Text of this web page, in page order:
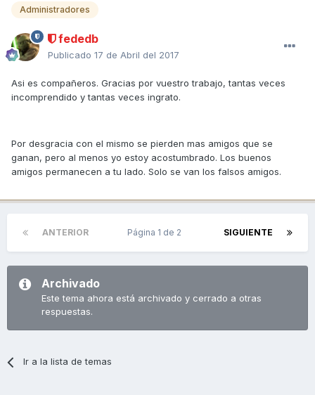
Administradores
fededb
Publicado 17 de Abril del 2017
Asi es compañeros. Gracias por vuestro trabajo, tantas veces
incomprendido y tantas veces ingrato.
Por desgracia con el mismo se pierden mas amigos que se
ganan, pero al menos yo estoy acostumbrado. Los buenos
amigos permanecen a tu lado. Solo se van los falsos amigos.
ANTERIOR SIGUIENTE
Página 1 de 2
Archivado
Este tema ahora está archivado y cerrado a otras
respuestas.
Ir a la lista de temas